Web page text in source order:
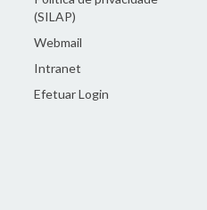
(SILAP)
Webmail
Intranet
Efetuar Login